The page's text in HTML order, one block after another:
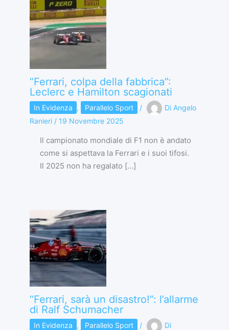
“Ferrari, colpa della fabbrica”:
Leclerc e Hamilton scagionati
In Evidenza , Parallelo Sport / Di Angelo
Ranieri / 19 Novembre 2025
Il campionato mondiale di F1 non è andato
come si aspettava la Ferrari e i suoi tifosi.
Il 2025 non ha regalato […]
“Ferrari, sarà un disastro!”: l’allarme
di Ralf Schumacher
In Evidenza , Parallelo Sport /
Di